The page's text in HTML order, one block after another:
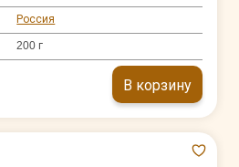
Россия
200 г
В корзину